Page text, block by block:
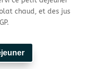
chaud, et des jus